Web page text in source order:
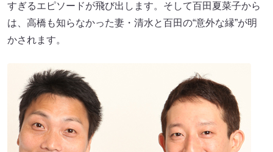
すぎるエピソードが飛び出します。そして百田夏菜子から
は、高橋も知らなかった妻・清水と百田の“意外な縁”が明
かされます。